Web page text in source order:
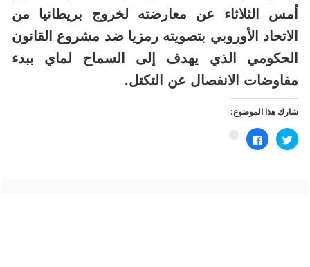
أمس الثلاثاء عن معارضته لخروج بريطانيا من
الاتحاد الأوروبي بتصويته رمزيا ضد مشروع القانون
الحكومي الذي يهدف إلى السماح لماي ببدء
مفاوضات الانفصال عن التكتل.
شارك هذا الموضوع:
اضغط
للمشاركة
على
انقر
للمشاركة
على